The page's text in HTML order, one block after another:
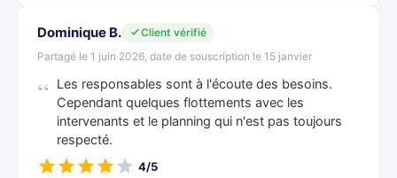
Dominique B.
Client vérifié
Partagé le 1 juin 2026, date de souscription le 15 janvier
Les responsables sont à l'écoute des besoins.
Cependant quelques flottements avec les
intervenants et le planning qui n'est pas toujours
respecté.
4/5